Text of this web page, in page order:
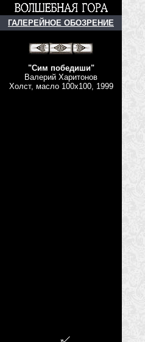
ГАЛЕРЕЙНОЕ ОБОЗРЕНИЕ
"Сим победиши"
Валерий Харитонов
Холст, масло 100х100, 1999